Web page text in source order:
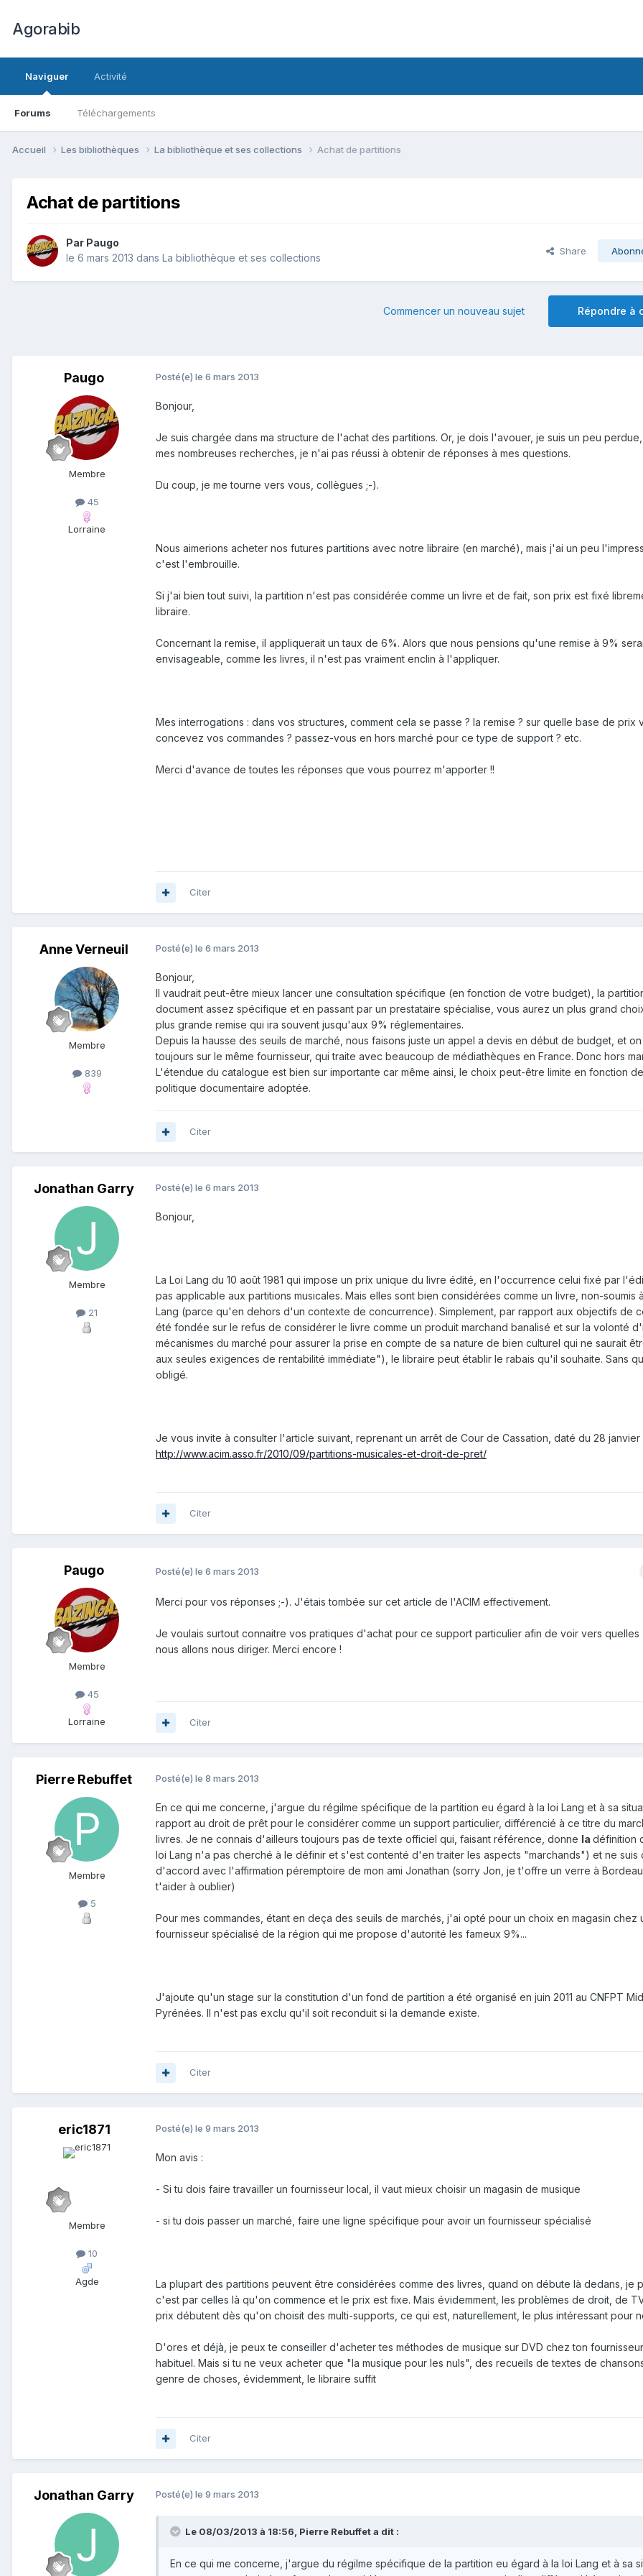
Agorabib
Naviguer
Forums Téléchargements
Activité
Accueil Les bibliothèques La bibliothèque et ses collections Achat de partitions
Achat de partitions
Par Paugo
le 6 mars 2013 dans La bibliothèque et ses collections
Share
Répondre à
Commencer un nouveau sujet
Paugo
Membre
45
Lorraine
Posté(e) le 6 mars 2013
Bonjour,
Je suis chargée dans ma structure de l'achat des partitions. Or, je dois l'avouer, je suis un peu
mes nombreuses recherches, je n'ai pas réussi à obtenir de réponses à mes questions.
Du coup, je me tourne vers vous, collègues ;-).
Nous aimerions acheter nos futures partitions avec notre libraire (en marché), mais j'ai un peu
c'est l'embrouille.
Si j'ai bien tout suivi, la partition n'est pas considérée comme un livre et de fait, son prix est fixé
libraire.
Concernant la remise, il appliquerait un taux de 6%. Alors que nous pensions qu'une remise à 9%
envisageable, comme les livres, il n'est pas vraiment enclin à l'appliquer.
Mes interrogations : dans vos structures, comment cela se passe ? la remise ? sur quelle base de prix
concevez vos commandes ? passez-vous en hors marché pour ce type de support ? etc.
Merci d'avance de toutes les réponses que vous pourrez m'apporter !!
Citer
Anne Verneuil
Membre
839
Posté(e) le 6 mars 2013
Bonjour,
Il vaudrait peut-être mieux lancer une consultation spécifique (en fonction de votre budget), la
document assez spécifique et en passant par un prestataire spécialise, vous aurez un plus grand
plus grande remise qui ira souvent jusqu'aux 9% réglementaires.
Depuis la hausse des seuils de marché, nous faisons juste un appel a devis en début de budget, et
toujours sur le même fournisseur, qui traite avec beaucoup de médiathèques en France. Donc hors
L'étendue du catalogue est bien sur importante car même ainsi, le choix peut-être limite en fonction
politique documentaire adoptée.
Citer
Jonathan Garry
Membre
21
Posté(e) le 6 mars 2013
Bonjour,
La Loi Lang du 10 août 1981 qui impose un prix unique du livre édité, en l'occurrence celui fixé par
pas applicable aux partitions musicales. Mais elles sont bien considérées comme un livre, non-soumis
Lang (parce qu'en dehors d'un contexte de concurrence). Simplement, par rapport aux objectifs de
été fondée sur le refus de considérer le livre comme un produit marchand banalisé et sur la volonté
mécanismes du marché pour assurer la prise en compte de sa nature de bien culturel qui ne saurait
aux seules exigences de rentabilité immédiate"), le libraire peut établir le rabais qu'il souhaite. Sans
obligé.
Je vous invite à consulter l'article suivant, reprenant un arrêt de Cour de Cassation, daté du 28 janvier
http://www.acim.asso.fr/2010/09/partitions-musicales-et-droit-de-pret/
Citer
Paugo
Membre
45
Lorraine
Posté(e) le 6 mars 2013
Merci pour vos réponses ;-). J'étais tombée sur cet article de l'ACIM effectivement.
Je voulais surtout connaitre vos pratiques d'achat pour ce support particulier afin de voir vers
nous allons nous diriger. Merci encore !
Citer
Pierre Rebuffet
Membre
5
Posté(e) le 8 mars 2013
En ce qui me concerne, j'argue du régilme spécifique de la partition eu égard à la loi Lang et à sa
rapport au droit de prêt pour le considérer comme un support particulier, différencié à ce titre du
livres. Je ne connais d'ailleurs toujours pas de texte officiel qui, faisant référence, donne la définition
loi Lang n'a pas cherché à le définir et s'est contenté d'en traiter les aspects "marchands") et ne suis
d'accord avec l'affirmation péremptoire de mon ami Jonathan (sorry Jon, je t'offre un verre à
t'aider à oublier)
Pour mes commandes, étant en deça des seuils de marchés, j'ai opté pour un choix en magasin chez
fournisseur spécialisé de la région qui me propose d'autorité les fameux 9%...
J'ajoute qu'un stage sur la constitution d'un fond de partition a été organisé en juin 2011 au CNFPT
Pyrénées. Il n'est pas exclu qu'il soit reconduit si la demande existe.
Citer
eric1871
Membre
10
Agde
Posté(e) le 9 mars 2013
Mon avis :
- Si tu dois faire travailler un fournisseur local, il vaut mieux choisir un magasin de musique
- si tu dois passer un marché, faire une ligne spécifique pour avoir un fournisseur spécialisé
La plupart des partitions peuvent être considérées comme des livres, quand on débute là dedans, je
c'est par celles là qu'on commence et le prix est fixe. Mais évidemment, les problèmes de droit, de
prix débutent dès qu'on choisit des multi-supports, ce qui est, naturellement, le plus intéressant pour
D'ores et déjà, je peux te conseiller d'acheter tes méthodes de musique sur DVD chez ton
habituel. Mais si tu ne veux acheter que "la musique pour les nuls", des recueils de textes de
genre de choses, évidemment, le libraire suffit
Citer
Jonathan Garry Posté(e) le 9 mars 2013
Le 08/03/2013 à 18:56, Pierre Rebuffet a dit :
En ce qui me concerne, j'argue du régilme spécifique de la partition eu égard à la loi Lang et à sa